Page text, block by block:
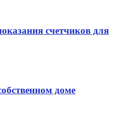
счетчиков для
доме